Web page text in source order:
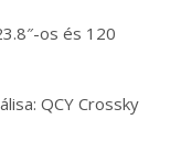
os és 120
QCY Crossky